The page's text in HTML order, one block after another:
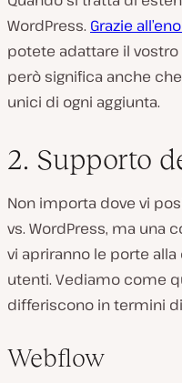
WordPress. Grazie
potete adattare il
però significa anche
unici di ogni aggiunta.
2. Supporto
Non importa dove vi
vs. WordPress, ma una
vi apriranno le porte
utenti. Vediamo come
differiscono in termini
Webflow